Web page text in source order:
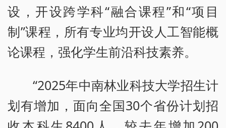
设，开设跨学科“融合课程”和“项目
制”课程，所有专业均开设人工智能概
论课程，强化学生前沿科技素养。
“2025年中南林业科技大学招生计
划有增加，面向全国30个省份计划招